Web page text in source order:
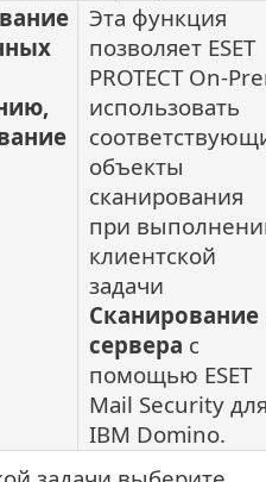
Эта функция
позволяет ESET
PROTECT On-
использовать
объекты
сканирования
при
клиентской
задачи
Сканирование
сервера с
помощью ESET
Mail Security
IBM Domino.